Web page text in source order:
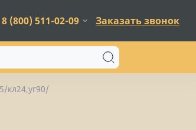
8 (800) 511-02-09 Заказать звонок
кл24,уг90/